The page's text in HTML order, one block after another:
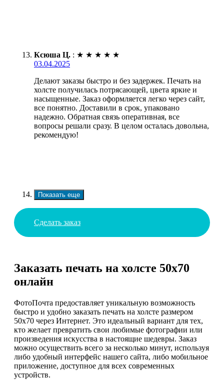
Ксюша Ц. : ★ ★ ★ ★ ★
03.04.2025
Делают заказы быстро и без задержек. Печать на
холсте получилась потрясающей, цвета яркие и
насыщенные. Заказ оформляется легко через сайт,
все понятно. Доставили в срок, упаковано
надежно. Обратная связь оперативная, все
вопросы решали сразу. В целом осталась довольна,
рекомендую!
Показать еще
Сделать заказ
Заказать печать на холсте 50х70
онлайн
ФотоПочта предоставляет уникальную возможность
быстро и удобно заказать печать на холсте размером
50х70 через Интернет. Это идеальный вариант для тех,
кто желает превратить свои любимые фотографии или
произведения искусства в настоящие шедевры. Заказ
можно осуществить всего за несколько минут, используя
либо удобный интерфейс нашего сайта, либо мобильное
приложение, доступное для всех современных
устройств.